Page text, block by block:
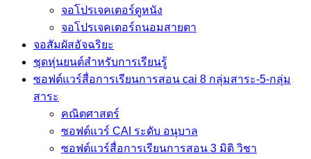
จอโปรเจคเตอร์ดูหนัง
จอโปรเจคเตอร์ถนอมสายตา
จอสัมผัสอัจฉริยะ
ชุดหุ่นยนต์สำหรับการเรียนรู้
ซอฟต์แวร์สื่อการเรียนการสอน cai 8 กลุ่มสาระ-5-กลุ่ม
สาระ
คณิตศาสตร์
ซอฟต์แวร์ CAI ระดับ อนุบาล
ซอฟต์แวร์สื่อการเรียนการสอน 3 มิติ วิชา